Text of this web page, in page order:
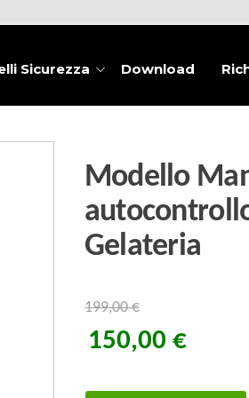
Sicurezza Download
Modello
Gelateria
199,00€
150,00 €